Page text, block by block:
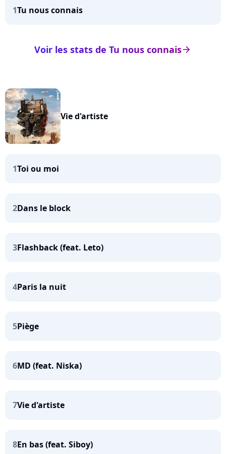
1Tu nous connais
arrow_right
Voir les stats de Tu nous connais
Vie d'artiste
1Toi ou moi
2Dans le block
3Flashback (feat. Leto)
4Paris la nuit
5Piège
6MD (feat. Niska)
7Vie d'artiste
8En bas (feat. Siboy)